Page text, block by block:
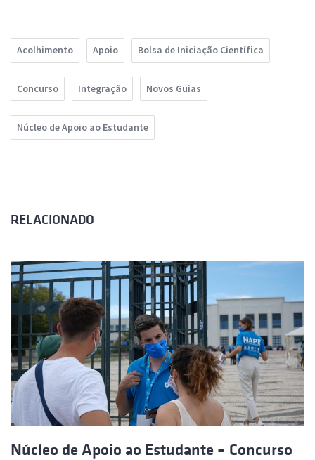
Acolhimento Apoio Bolsa de Iniciação Científica
Concurso Integração Novos Guias
Núcleo de Apoio ao Estudante
RELACIONADO
Núcleo de Apoio ao Estudante – Concurso